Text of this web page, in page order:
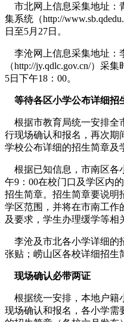
市北网上信息采集地址：
集系统（http://
日至5月27日。
李沧网上信息采集地址：
（http://jy.qdlc.gov.cn/）采
5日下午18：00。
等待各区小学公布详细招
根据市教育局统一安排全
行现场确认和报名，再次期
学校公布详细的招生简章及
根据已知信息，市南区各
午9：00在校门口及学区内
招生简章。招生简章要说明
学区范围，并将在市南工作
及要求，学生办理缓学等相
李沧及市北各小学详细的
张贴；崂山区各校详细招生
现场确认必带两证
根据统一安排，本地户籍
现场确认和报名，各小学需